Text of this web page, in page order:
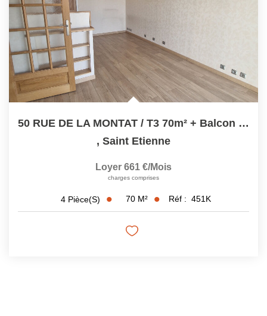
50 RUE DE LA MONTAT / T3 70m² + Balcon + Chauffage Inclus
, Saint Etienne
Loyer 661 €/mois
charges comprises
4 Pièce(s) 70 M² Réf : 451K